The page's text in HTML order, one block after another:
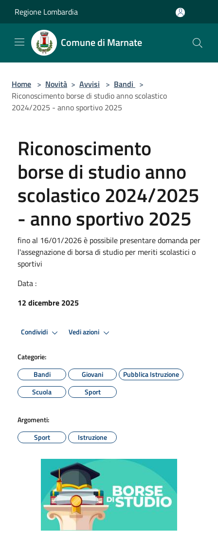
Regione Lombardia
Comune di Marnate
Home > Novità > Avvisi > Bandi >
Riconoscimento borse di studio anno scolastico
2024/2025 - anno sportivo 2025
Riconoscimento
borse di studio anno
scolastico 2024/2025
- anno sportivo 2025
fino al 16/01/2026 è possibile presentare domanda per
l'assegnazione di borsa di studio per meriti scolastici o
sportivi
Data :
12 dicembre 2025
Condividi Vedi azioni
Categorie:
Bandi
Giovani
Pubblica Istruzione
Scuola
Sport
Argomenti:
Sport
Istruzione